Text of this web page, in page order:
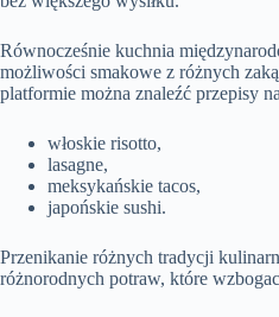
Równocześnie kuchnia
możliwości smakowe z różnych
platformie można znaleźć przepisy
włoskie risotto,
lasagne,
meksykańskie tacos,
japońskie sushi.
Przenikanie różnych tradycji
różnorodnych potraw, które